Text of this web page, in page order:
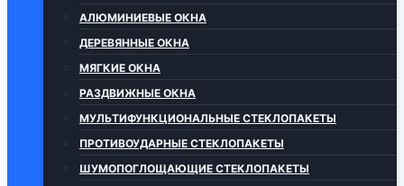
АЛЮМИНИЕВЫЕ ОКНА
ДЕРЕВЯННЫЕ ОКНА
МЯГКИЕ ОКНА
РАЗДВИЖНЫЕ ОКНА
МУЛЬТИФУНКЦИОНАЛЬНЫЕ СТЕКЛОПАКЕТЫ
ПРОТИВОУДАРНЫЕ СТЕКЛОПАКЕТЫ
ШУМОПОГЛОЩАЮЩИЕ СТЕКЛОПАКЕТЫ